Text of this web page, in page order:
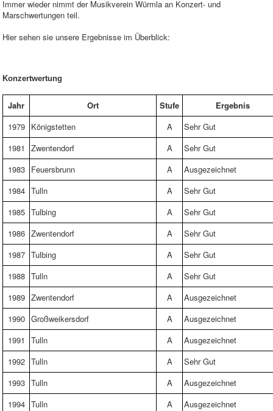
Immer wieder nimmt der Musikverein Würmla an Konzert- und
Marschwertungen teil.
Hier sehen sie unsere Ergebnisse im Überblick:
Konzertwertung
Jahr Ort Stufe
Ergebnis
1979
Königstetten A
Sehr Gut
1981
Zwentendorf A
Sehr Gut
1983
Feuersbrunn A
Ausgezeichnet
1984 Tulln A
Sehr Gut
1985 Tulbing A
Sehr Gut
1986 Zwentendorf A
Sehr Gut
1987 Tulbing A
Sehr Gut
1988 Tulln A
Sehr Gut
1989 Zwentendorf A
Ausgezeichnet
1990 Großweikersdorf A
Ausgezeichnet
1991
Tulln A
Ausgezeichnet
1992 Tulln A
Sehr Gut
1993 Tulln A
Ausgezeichnet
1994 Tulln A
Ausgezeichnet